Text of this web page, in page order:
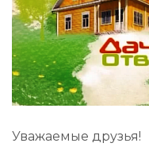
Уважаемые друзья!